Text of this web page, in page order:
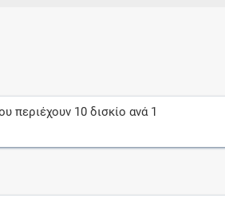
περιέχουν 10 δισκίο ανά 1